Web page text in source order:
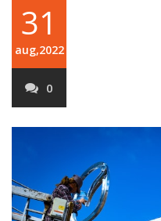
31
aug,2022
0